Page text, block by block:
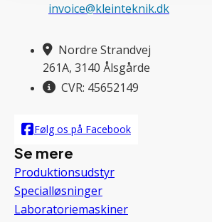
invoice@kleinteknik.dk
Nordre Strandvej
261A, 3140 Ålsgårde
CVR: 45652149
Følg os på Facebook
Se mere
Produktionsudstyr
Specialløsninger
Laboratoriemaskiner